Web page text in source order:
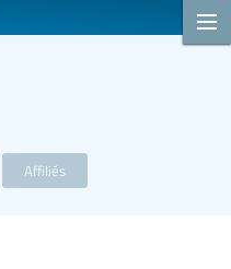
Affiliés